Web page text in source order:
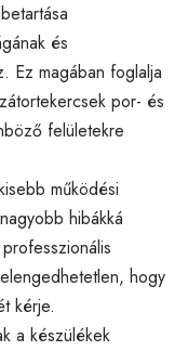
és
Ez magában foglalja
por- és
felületekre
működési
hibákká
hogy
kérje.
a készülékek